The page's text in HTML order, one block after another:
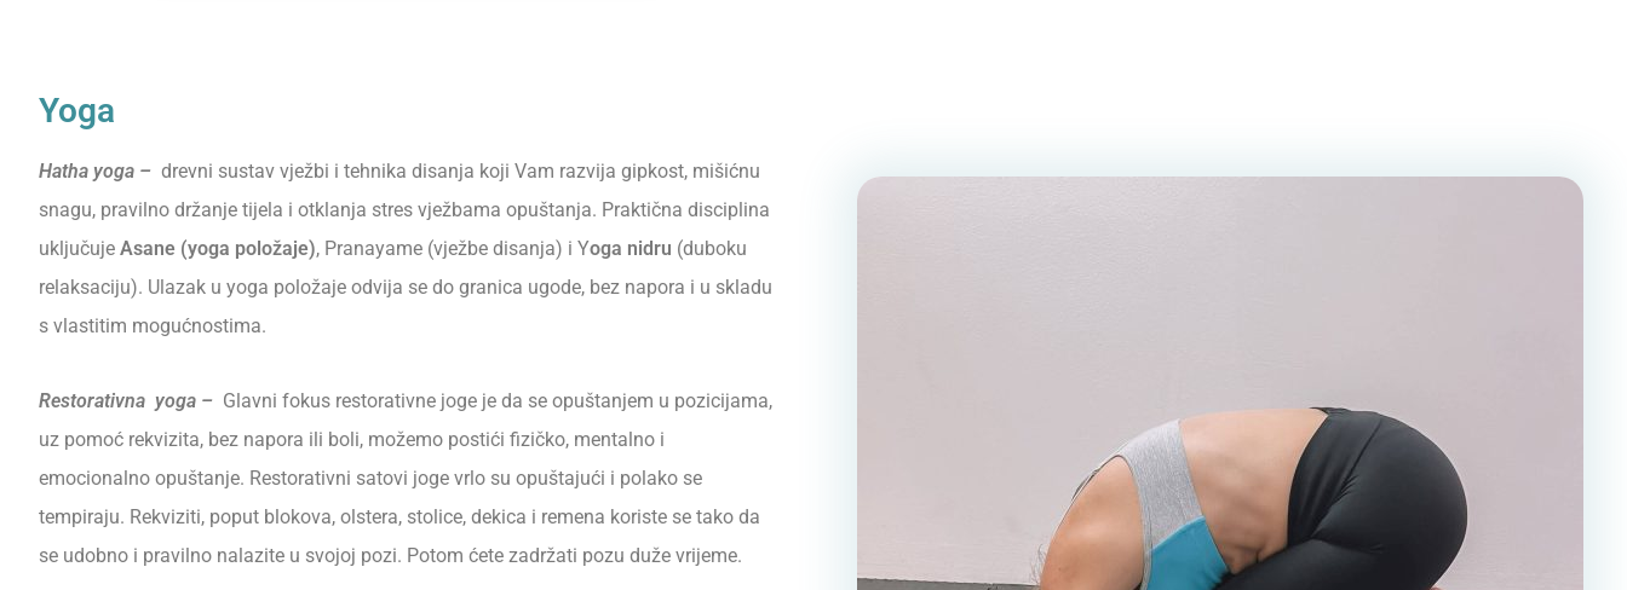
Yoga
Hatha yoga – drevni sustav vježbi i tehnika disanja koji Vam razvija gipkost, mišićnu
snagu, pravilno držanje tijela i otklanja stres vježbama opuštanja. Praktična disciplina
uključuje Asane (yoga položaje), Pranayame (vježbe disanja) i Yoga nidru (duboku
relaksaciju). Ulazak u yoga položaje odvija se do granica ugode, bez napora i u skladu
s vlastitim mogućnostima.
Restorativna yoga – Glavni fokus restorativne joge je da se opuštanjem u pozicijama,
uz pomoć rekvizita, bez napora ili boli, možemo postići fizičko, mentalno i
emocionalno opuštanje. Restorativni satovi joge vrlo su opuštajući i polako se
tempiraju. Rekviziti, poput blokova, olstera, stolice, dekica i remena koriste se tako da
se udobno i pravilno nalazite u svojoj pozi. Potom ćete zadržati pozu duže vrijeme.